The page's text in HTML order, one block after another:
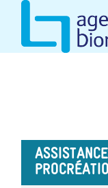
contenu